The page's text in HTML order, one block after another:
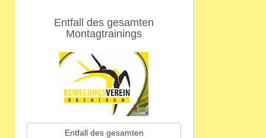
Entfall des gesamten
Montagtrainings
Entfall des gesamten